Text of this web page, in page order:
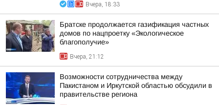
Вчера, 18:33
Братске продолжается газификация частных
домов по нацпроетку «Экологическое
благополучие»
Вчера, 21:12
Возможности сотрудничества между
Пакистаном и Иркутской областью обсудили в
правительстве региона